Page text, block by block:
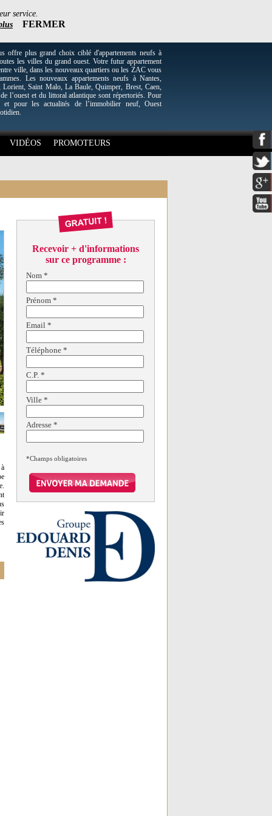
service.
FERMER
plus grand choix ciblé d'appartements neufs à
les villes du grand ouest. Votre futur appartement
ville, dans les nouveaux quartiers ou les ZAC vous
Les nouveaux appartements neufs à Nantes,
Lorient, Saint Malo, La Baule, Quimper, Brest, Caen,
l’ouest et du littoral atlantique sont répertoriés. Pour
et pour les actualités de l’immobilier neuf, Ouest
VIDÉOS PROMOTEURS
Recevoir + d'informations
sur ce programme :
Nom *
Prénom *
Email *
Téléphone *
C.P. *
Ville *
Adresse *
*Champs obligatoires